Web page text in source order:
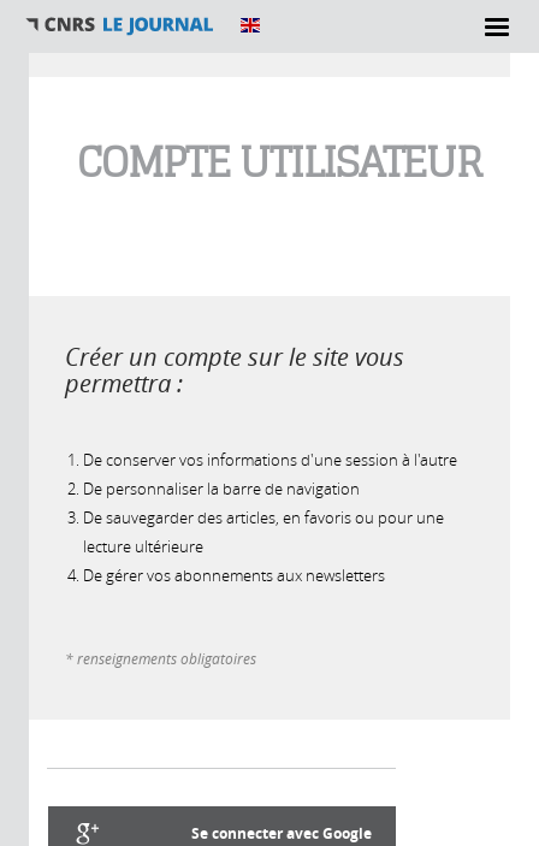
COMPTE UTILISATEUR
Créer un compte sur le site vous
permettra :
De conserver vos informations d'une session à l'autre
De personnaliser la barre de navigation
De sauvegarder des articles, en favoris ou pour une
lecture ultérieure
De gérer vos abonnements aux newsletters
* renseignements obligatoires
Se connecter avec Google